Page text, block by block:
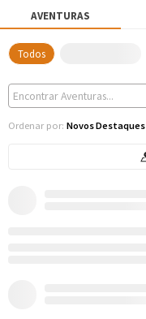
AVENTURAS
Todos
Ordenar por: Novos Destaques